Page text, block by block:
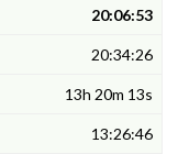
20:06:53
20:34:26
13h 20m 13s
13:26:46